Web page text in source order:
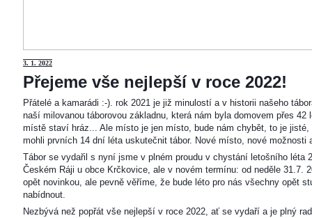
3. 1. 2022
Přejeme vše nejlepší v roce 2022!
Přátelé a kamarádi :-). rok 2021 je již minulostí a v historii našeho
naší milovanou táborovou základnu, která nám byla domovem přes
místě staví hráz... Ale místo je jen místo, bude nám chybět, to je
mohli prvních 14 dní léta uskutečnit tábor. Nové místo, nové
Tábor se vydařil s nyní jsme v plném proudu v chystání letošního léta
Českém Ráji u obce Krčkovice, ale v novém termínu: od neděle 31.7.
opět novinkou, ale pevně věříme, že bude léto pro nás všechny opět
nabídnout.
Nezbývá než popřát vše nejlepší v roce 2022, ať se vydaří a je plný